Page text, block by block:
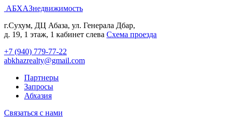
АБХАЗнедвижимость
г.Сухум, ДЦ Абаза, ул. Генерала Дбар,
д. 19, 1 этаж, 1 кабинет слева Cхема проезда
+7 (940) 779-77-22
abkhazrealty@gmail.com
Партнеры
Запросы
Абхазия
Связаться с нами